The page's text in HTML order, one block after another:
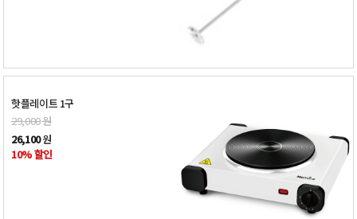
핫플레이트 1구
29,000원
26,100원
10% 할인